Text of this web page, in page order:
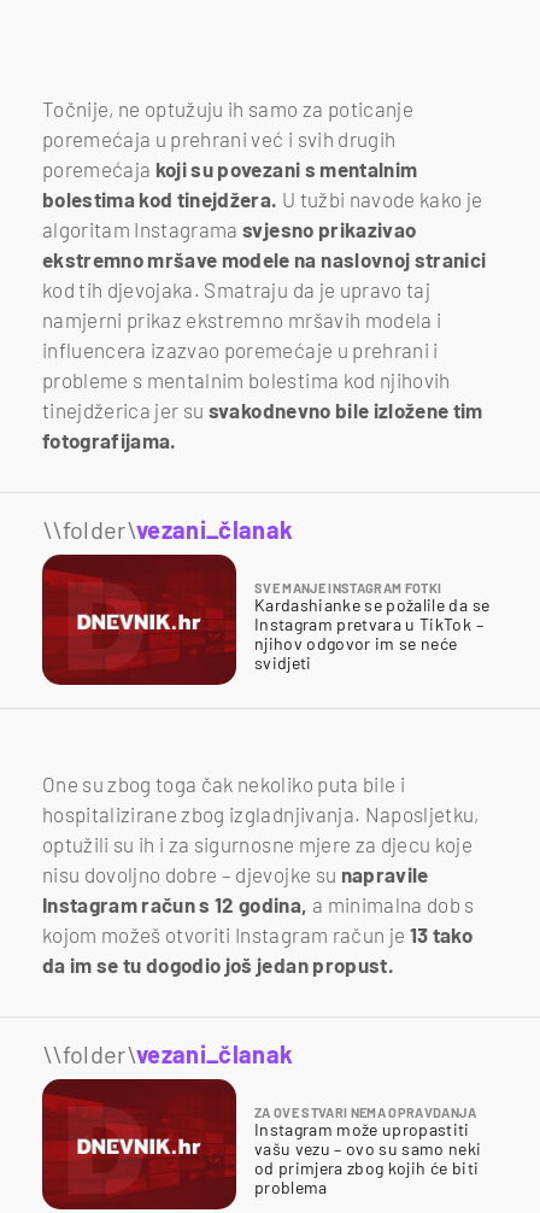
Točnije, ne optužuju ih samo za poticanje
poremećaja u prehrani već i svih drugih
poremećaja koji su povezani s mentalnim
bolestima kod tinejdžera. U tužbi navode kako je
algoritam Instagramasvjesno prikazivao
ekstremno mršave modele na naslovnoj stranici
kod tih djevojaka. Smatraju da je upravo taj
namjerni prikaz ekstremno mršavih modela i
influencera izazvao poremećaje u prehrani i
probleme s mentalnim bolestima kod njihovih
tinejdžerica jer su svakodnevno bile izložene tim
fotografijama.
\\folder\vezani_članak
SVE MANJE INSTAGRAM FOTKI
Kardashianke se požalile da se
Instagram pretvara u TikTok –
njihov odgovor im se neće
svidjeti
One su zbog toga čak nekoliko puta bile i
hospitalizirane zbog izgladnjivanja. Naposljetku,
optužili su ih i za sigurnosne mjere za djecu koje
nisu dovoljno dobre – djevojke su napravile
Instagram račun s 12 godina, a minimalna dob s
kojom možeš otvoriti Instagram račun je 13 tako
da im se tu dogodio još jedan propust.
\\folder\vezani_članak
ZA OVE STVARI NEMA OPRAVDANJA
Instagram može upropastiti
vašu vezu – ovo su samo neki
od primjera zbog kojih će biti
problema